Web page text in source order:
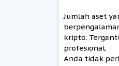
Jumlah aset
kripto.
profesional.
Anda tidak